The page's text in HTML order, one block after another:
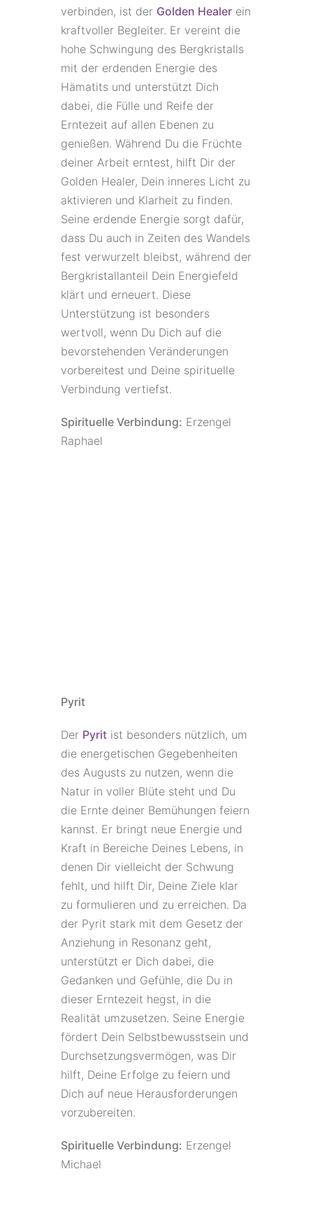
verbinden, ist der Golden Healerein
kraftvoller Begleiter. Er vereint die
hohe Schwingung des Bergkristalls
mit der erdenden Energie des
Hämatits und unterstützt Dich
dabei, die Fülle und Reife der
Erntezeit auf allen Ebenen zu
genießen. Während Du die Früchte
deiner Arbeit erntest, hilft Dir der
Golden Healer, Dein inneres Licht zu
aktivieren und Klarheit zu finden.
Seine erdende Energie sorgt dafür,
dass Du auch in Zeiten des Wandels
fest verwurzelt bleibst, während der
Bergkristallanteil Dein Energiefeld
klärt und erneuert. Diese
Unterstützung ist besonders
wertvoll, wenn Du Dich auf die
bevorstehenden Veränderungen
vorbereitest und Deine spirituelle
Verbindung vertiefst.
Spirituelle Verbindung: Erzengel
Raphael
Pyrit
Der Pyritist besonders nützlich, um
die energetischen Gegebenheiten
des Augusts zu nutzen, wenn die
Natur in voller Blüte steht und Du
die Ernte deiner Bemühungen feiern
kannst. Er bringt neue Energie und
Kraft in Bereiche Deines Lebens, in
denen Dir vielleicht der Schwung
fehlt, und hilft Dir, Deine Ziele klar
zu formulieren und zu erreichen. Da
der Pyrit stark mit dem Gesetz der
Anziehung in Resonanz geht,
unterstützt er Dich dabei, die
Gedanken und Gefühle, die Du in
dieser Erntezeit hegst, in die
Realität umzusetzen. Seine Energie
fördert Dein Selbstbewusstsein und
Durchsetzungsvermögen, was Dir
hilft, Deine Erfolge zu feiern und
Dich auf neue Herausforderungen
vorzubereiten.
Spirituelle Verbindung: Erzengel
Michael